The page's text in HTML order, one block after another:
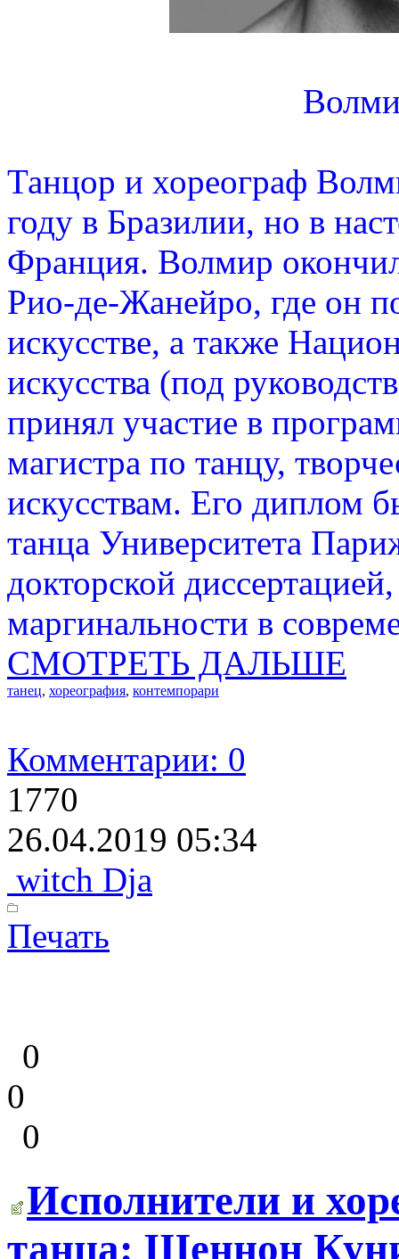
Танцор и хореограф
году в Бразилии, но в
Франция. Волмир
Рио-де-Жанейро, где он
искусстве, а также
искусства (под
принял участие в
магистра по танцу,
искусствам. Его диплом
танца Университета
докторской
маргинальности в
СМОТРЕТЬ ДАЛЬШЕ
танец, хореография, контемпорари
Комментарии: 0
1770
26.04.2019 05:34
witch Dja
Печать
0
0
0
Исполнители и
танца: Шеннон